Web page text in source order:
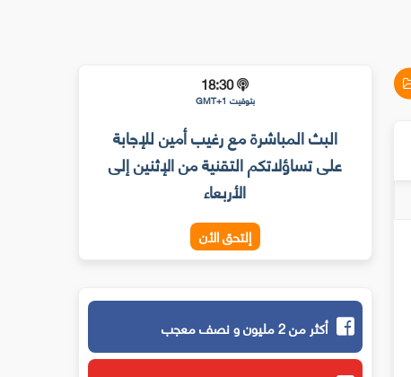
18:30
بتوقيت GMT+1
البث المباشرة مع رغيب أمين للإجابة
على تساؤلاتكم التقنية من الإثنين إلى
الأربعاء
إلتحق الأن
أكثر من 2 مليون و نصف معجب